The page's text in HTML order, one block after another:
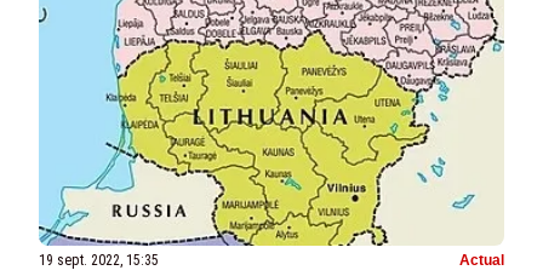
19 sept. 2022, 15:35 Actual